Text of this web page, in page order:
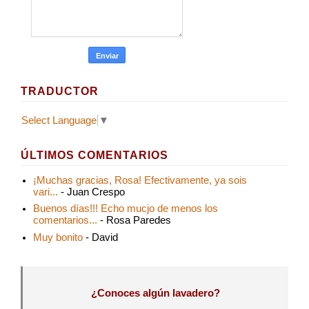
TRADUCTOR
Select Language ▼
ÚLTIMOS COMENTARIOS
¡Muchas gracias, Rosa! Efectivamente, ya sois
vari... - Juan Crespo
Buenos días!!! Echo mucjo de menos los
comentarios... - Rosa Paredes
Muy bonito - David
¿Conoces algún lavadero?